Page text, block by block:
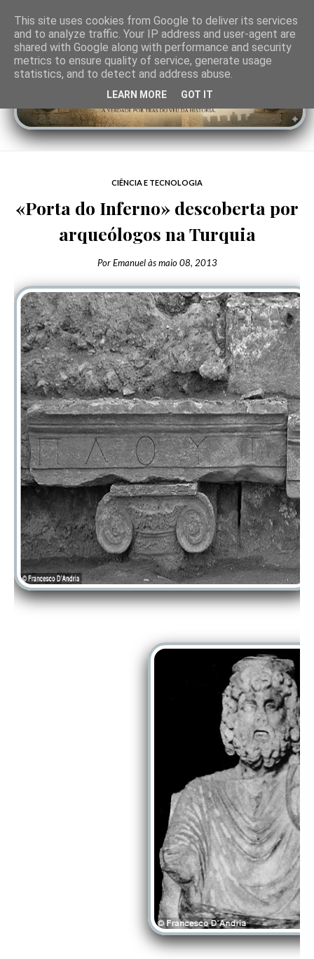
CIÊNCIA E TECNOLOGIA
«Porta do Inferno» descoberta por
arqueólogos na Turquia
Por Emanuel àsmaio 08, 2013
This site uses cookies from Google to deliver its services
and to analyze traffic. Your IP address and user-agent are
shared with Google along with performance and security
metrics to ensure quality of service, generate usage
statistics, and to detect and address abuse.
LEARN MORE GOT IT